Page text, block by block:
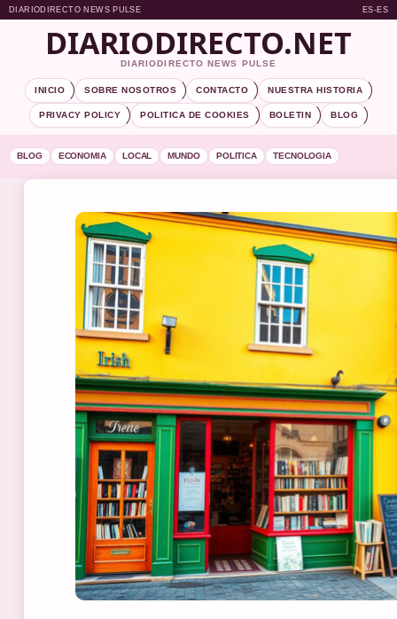
DIARIODIRECTO NEWS PULSE ES-ES
DIARIODIRECTO.NET
DIARIODIRECTO NEWS PULSE
INICIO SOBRE NOSOTROS CONTACTO NUESTRA HISTORIA
PRIVACY POLICY POLITICA DE COOKIES BOLETIN BLOG
BLOG ECONOMIA LOCAL MUNDO POLITICA TECNOLOGIA